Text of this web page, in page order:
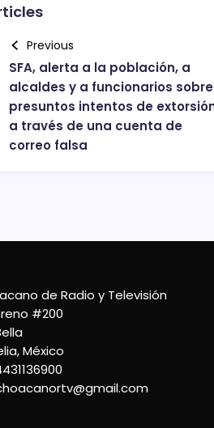
Previous
SFA, alerta a la población, a
alcaldes y a funcionarios sobre
presuntos intentos de
a través de una cuenta de
correo falsa
de Radio y Televisión
#200
México